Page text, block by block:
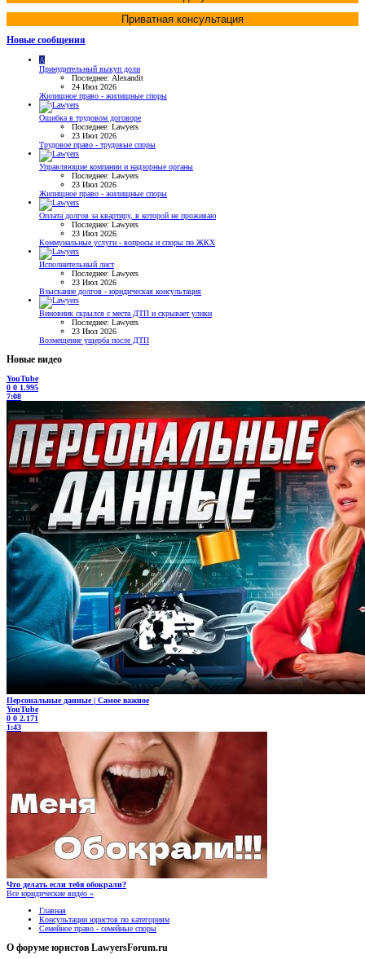
Приватная консультация
Новые сообщения
A
Принудительный выкуп доли
Последнее: Alexandit
24 Июл 2026
Жилищное право - жилищные споры
Ошибка в трудовом договоре
Последнее: Lawyers
23 Июл 2026
Трудовое право - трудовые споры
Управляющие компании и надзорные органы
Последнее: Lawyers
23 Июл 2026
Жилищное право - жилищные споры
Оплата долгов за квартиру, в которой не проживаю
Последнее: Lawyers
23 Июл 2026
Коммунальные услуги - вопросы и споры по ЖКХ
Исполнительный лист
Последнее: Lawyers
23 Июл 2026
Взыскание долгов - юридическая консультация
Виновник скрылся с места ДТП и скрывает улики
Последнее: Lawyers
23 Июл 2026
Возмещение ущерба после ДТП
Новые видео
YouTube
0 0 1.995
7:08
Персональные данные | Самое важное
YouTube
0 0 2.171
1:43
Что делать если тебя обокрали?
Все юридические видео »
Главная
Консультации юристов по категориям
Семейное право - семейные споры
О форуме юристов LawyersForum.ru